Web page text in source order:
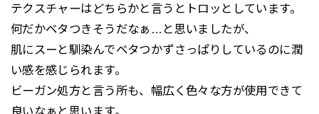
テクスチャーはどちらかと言うとトロッとしています。
何だかベタつきそうだなぁ…と思いましたが、
肌にスーと馴染んでベタつかずさっぱりしているのに潤
い感を感じられます。
ビーガン処方と言う所も、幅広く色々な方が使用できて
良いなぁと思います。